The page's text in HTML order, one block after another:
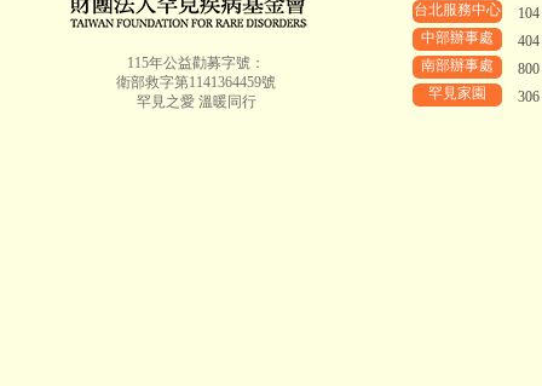
115年公益勸募字號：
衛部救字第1141364459號
罕見之愛 溫暖同行
台北服務中心
中部辦事處
南部辦事處
罕見家園